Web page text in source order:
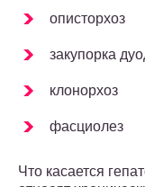
описторхоз
закупорка
клонорхоз
фасциолез
Что касается